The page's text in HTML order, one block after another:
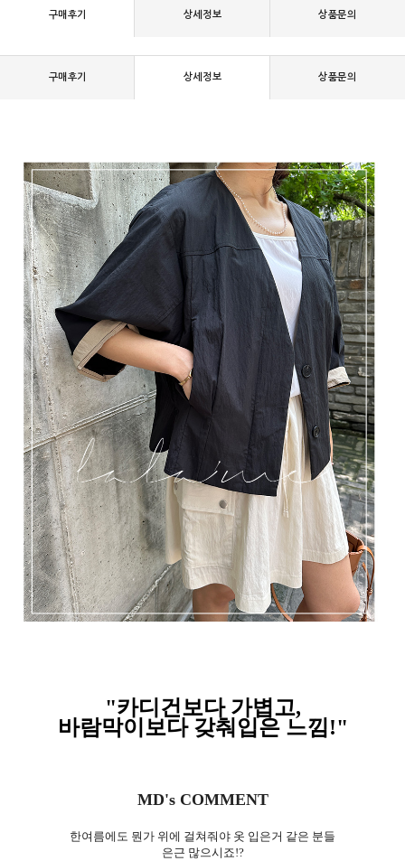
구매후기 상세정보 상품문의
구매후기 상세정보 상품문의
"카디건보다 가볍고,
바람막이보다 갖춰입은 느낌!"
MD's COMMENT
한여름에도 뭔가 위에 걸쳐줘야 옷 입은거 같은 분들
은근 많으시죠!?